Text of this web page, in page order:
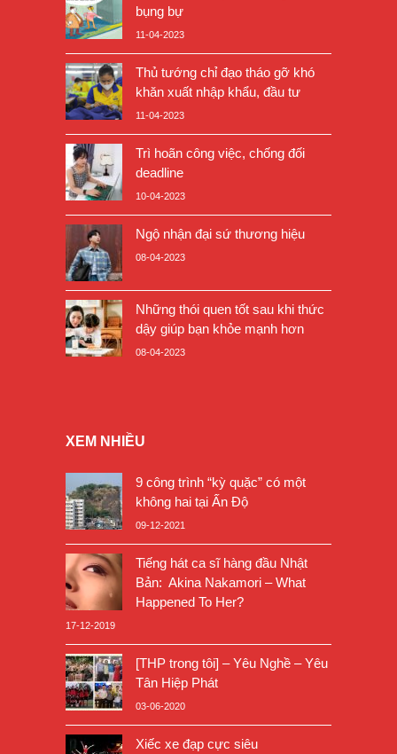
bụng bự
11-04-2023
Thủ tướng chỉ đạo tháo gỡ khó
khăn xuất nhập khẩu, đầu tư
11-04-2023
Trì hoãn công việc, chống đối
deadline
10-04-2023
Ngộ nhận đại sứ thương hiệu
08-04-2023
Những thói quen tốt sau khi thức
dậy giúp bạn khỏe mạnh hơn
08-04-2023
XEM NHIỀU
9 công trình “kỳ quặc” có một
không hai tại Ấn Độ
09-12-2021
Tiếng hát ca sĩ hàng đầu Nhật
Bản: Akina Nakamori – What
Happened To Her?
17-12-2019
[THP trong tôi] – Yêu Nghề – Yêu
Tân Hiệp Phát
03-06-2020
Xiếc xe đạp cực siêu